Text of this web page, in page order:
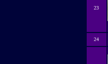
23
24